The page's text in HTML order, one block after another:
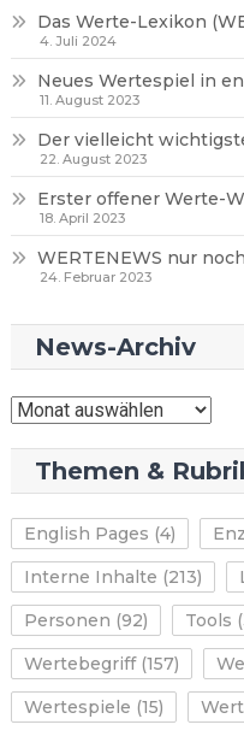
Das Werte-Lexikon
4. Juli 2024
Neues Wertespiel in
11. August 2023
Der vielleicht
22. August 2023
Erster offener Werte-
18. April 2023
WERTENEWS nur
24. Februar 2023
News-Archiv
News-
Themen &
English Pages (4)
Interne Inhalte (213)
Personen (92) Tools
Wertebegriff(157)
Wertespiele (15)